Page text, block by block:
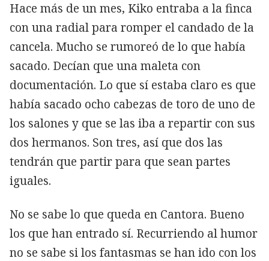
Hace más de un mes, Kiko entraba a la finca
con una radial para romper el candado de la
cancela. Mucho se rumoreó de lo que había
sacado. Decían que una maleta con
documentación. Lo que sí estaba claro es que
había sacado ocho cabezas de toro de uno de
los salones y que se las iba a repartir con sus
dos hermanos. Son tres, así que dos las
tendrán que partir para que sean partes
iguales.
No se sabe lo que queda en Cantora. Bueno
los que han entrado sí. Recurriendo al humor
no se sabe si los fantasmas se han ido con los